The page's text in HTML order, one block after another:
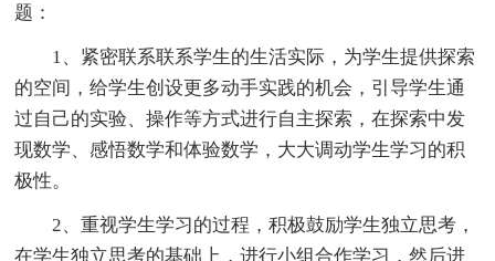
题：
1、紧密联系联系学生的生活实际，为学生提供探索
的空间，给学生创设更多动手实践的机会，引导学生通
过自己的实验、操作等方式进行自主探索，在探索中发
现数学、感悟数学和体验数学，大大调动学生学习的积
极性。
2、重视学生学习的过程，积极鼓励学生独立思考，
在学生独立思考的基础上，进行小组合作学习，然后进